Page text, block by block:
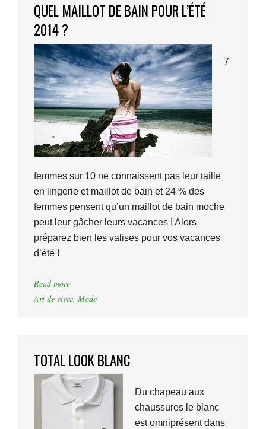
QUEL MAILLOT DE BAIN POUR L’ÉTÉ
2014 ?
7
femmes sur 10 ne connaissent pas leur taille
en lingerie et maillot de bain et 24 % des
femmes pensent qu’un maillot de bain moche
peut leur gâcher leurs vacances ! Alors
préparez bien les valises pour vos vacances
d’été !
Read more
Art de vivre, Mode
TOTAL LOOK BLANC
Du chapeau aux
chaussures le blanc
est omniprésent dans